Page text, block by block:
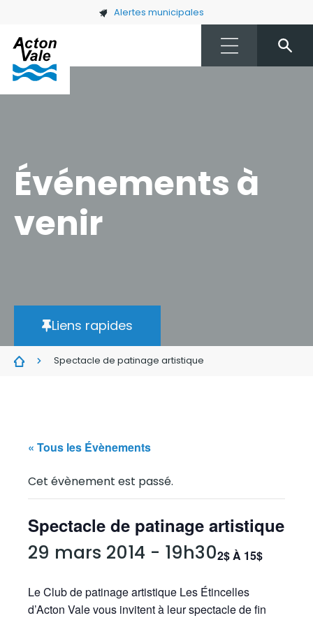
Skip to main content Alertes municipales
Événements à
venir
Liens rapides
Spectacle de patinage artistique
« Tous les Évènements
Cet évènement est passé.
Spectacle de patinage artistique
29 mars 2014 - 19h302$ À 15$
Le Club de patinage artistique Les Étincelles
d’Acton Vale vous invitent à leur spectacle de fin